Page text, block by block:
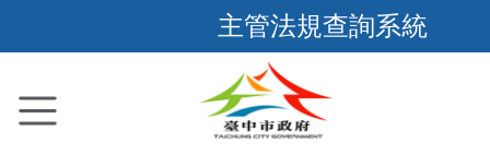
到
要
主管法規查詢系統